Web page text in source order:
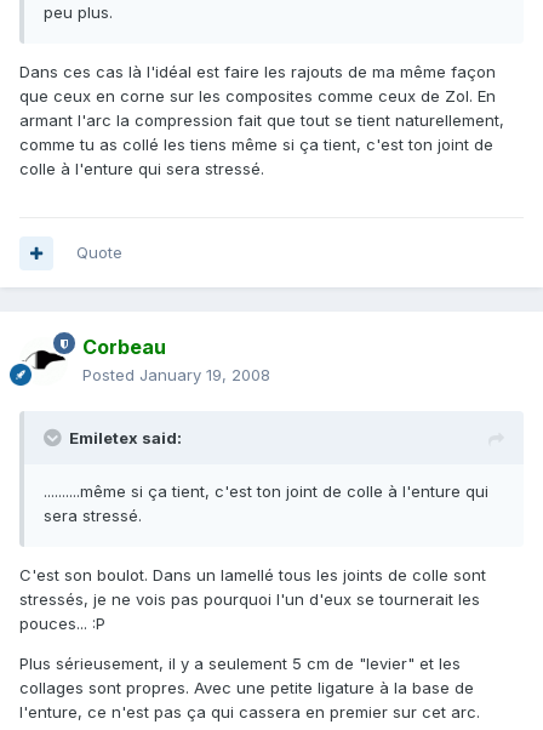
peu plus.
Dans ces cas là l'idéal est faire les rajouts de ma même façon
que ceux en corne sur les composites comme ceux de Zol. En
armant l'arc la compression fait que tout se tient naturellement,
comme tu as collé les tiens même si ça tient, c'est ton joint de
colle à l'enture qui sera stressé.
Quote
Corbeau
Posted January 19, 2008
Emiletex said:
..........même si ça tient, c'est ton joint de colle à l'enture qui
sera stressé.
C'est son boulot. Dans un lamellé tous les joints de colle sont
stressés, je ne vois pas pourquoi l'un d'eux se tournerait les
pouces... :P
Plus sérieusement, il y a seulement 5 cm de "levier" et les
collages sont propres. Avec une petite ligature à la base de
l'enture, ce n'est pas ça qui cassera en premier sur cet arc.